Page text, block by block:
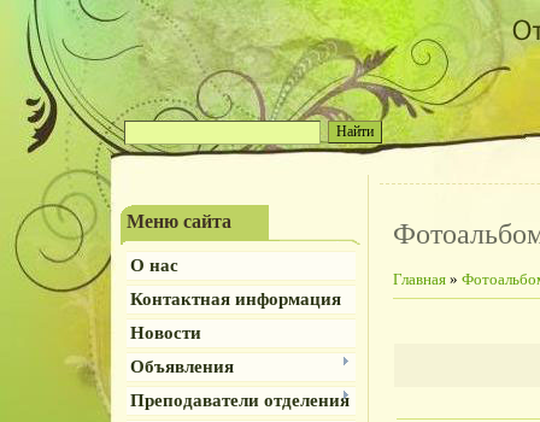
Меню сайта
О нас
Контактная информация
Новости
Объявления
Преподаватели отделения
Главная »